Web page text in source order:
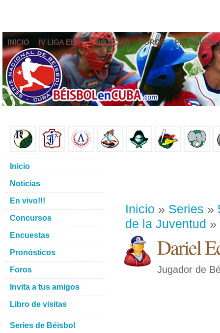
INICIO IV LIGA ELITE NOTICIAS FOROS
Inicio » Series »
de la Juventud »
Dariel
Jugador de
Inicio
Noticias
En vivo!!!
Concursos
Encuestas
Pronósticos
Foros
Invita a tus amigos
Libro de visitas
Series de Béisbol